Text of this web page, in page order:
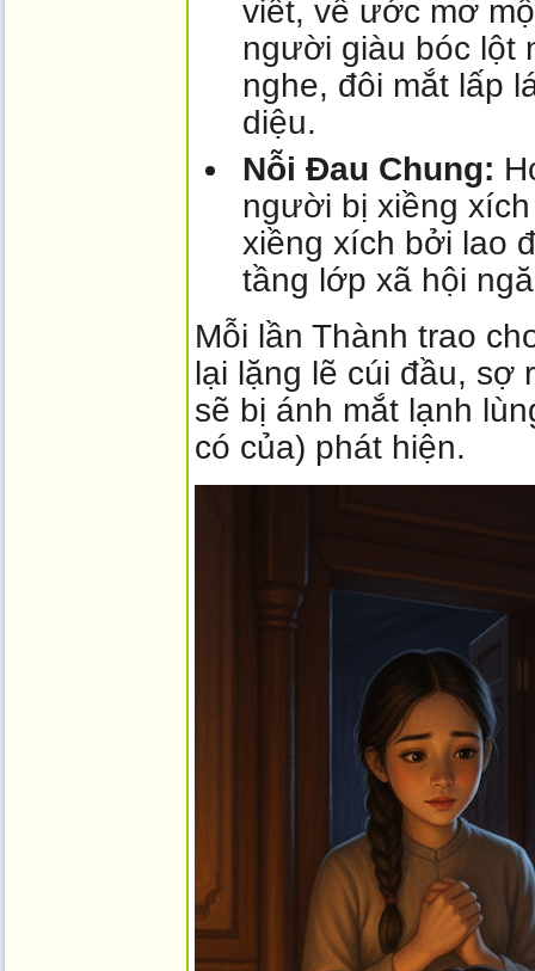
viết, về ước mơ
người giàu bóc lột
nghe, đôi mắt lấp
diệu.
Nỗi Đau Chung:
người bị xiềng
xiềng xích bởi lao
tầng lớp xã hội
Mỗi lần Thành trao
lại lặng lẽ cúi đầu, sợ
sẽ bị ánh mắt lạnh
có của) phát hiện.